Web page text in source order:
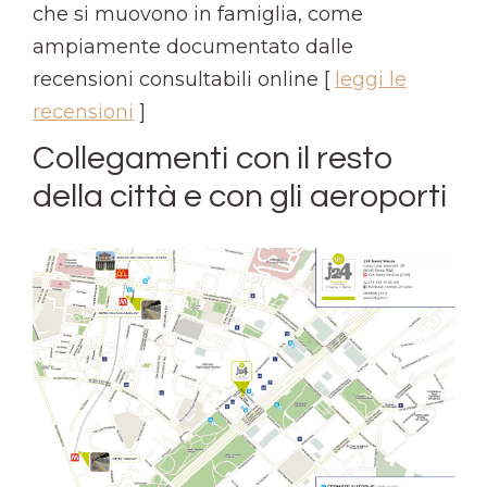
che si muovono in famiglia, come
ampiamente documentato dalle
recensioni consultabili online [ leggi le
recensioni ]
Collegamenti con il resto
della città e con gli aeroporti